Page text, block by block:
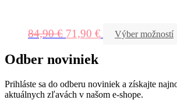
84,90€ 71,90 € Výber možností
Odber noviniek
Prihláste sa do odberu noviniek a získajte
aktuálnych zľavách v našom e-shope.